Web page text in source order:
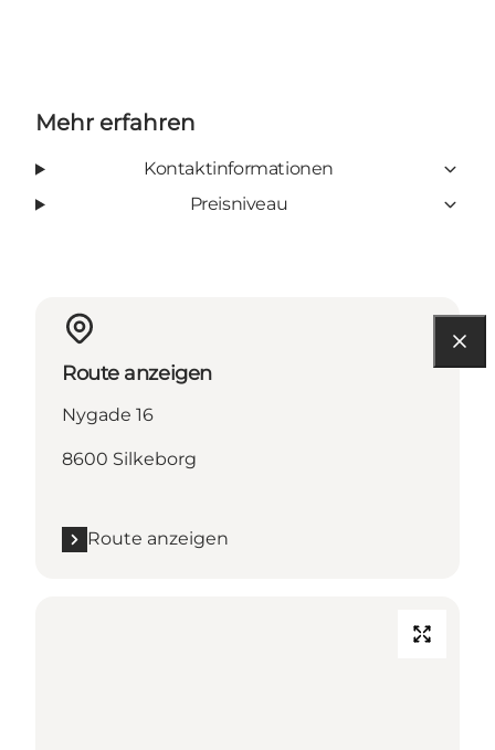
Mehr erfahren
Kontaktinformationen
Preisniveau
Route anzeigen
Nygade 16
8600 Silkeborg
Route anzeigen